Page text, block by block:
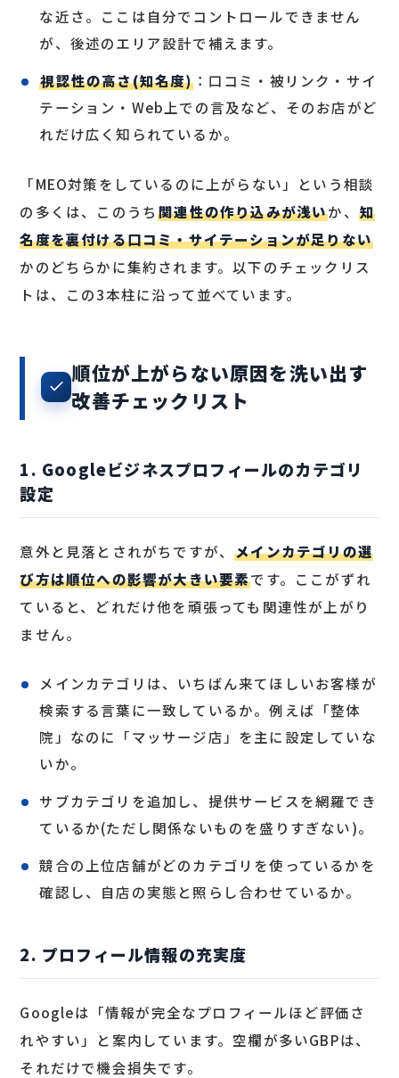
な近さ。ここは自分でコントロールできません
が、後述のエリア設計で補えます。
視認性の高さ(知名度)：口コミ・被リンク・サイ
テーション・Web上での言及など、そのお店がど
れだけ広く知られているか。
「MEO対策をしているのに上がらない」という相談
の多くは、このうち関連性の作り込みが浅いか、 知
名度を裏付ける口コミ・サイテーションが足りない
かのどちらかに集約されます。以下のチェックリス
トは、この3本柱に沿って並べています。
順位が上がらない原因を洗い出す
改善チェックリスト
1. Googleビジネスプロフィールのカテゴリ
設定
意外と見落とされがちですが、メインカテゴリの選
び方は順位への影響が大きい要素です。ここがずれ
ていると、どれだけ他を頑張っても関連性が上がり
ません。
メインカテゴリは、いちばん来てほしいお客様が
検索する言葉に一致しているか。例えば「整体
院」なのに「マッサージ店」を主に設定していな
いか。
サブカテゴリを追加し、提供サービスを網羅でき
ているか(ただし関係ないものを盛りすぎない)。
競合の上位店舗がどのカテゴリを使っているかを
確認し、自店の実態と照らし合わせているか。
2. プロフィール情報の充実度
Googleは「情報が完全なプロフィールほど評価さ
れやすい」と案内しています。空欄が多いGBPは、
それだけで機会損失です。